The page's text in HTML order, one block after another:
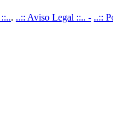
. ..:: Aviso Legal ::.. - ..::